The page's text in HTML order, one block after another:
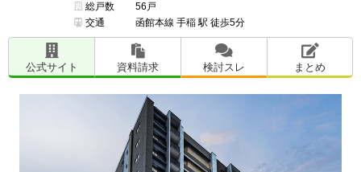
総戸数
56戸
交通
函館本線 手稲 駅 徒歩5分
公式サイト 資料請求 検討スレ まとめ